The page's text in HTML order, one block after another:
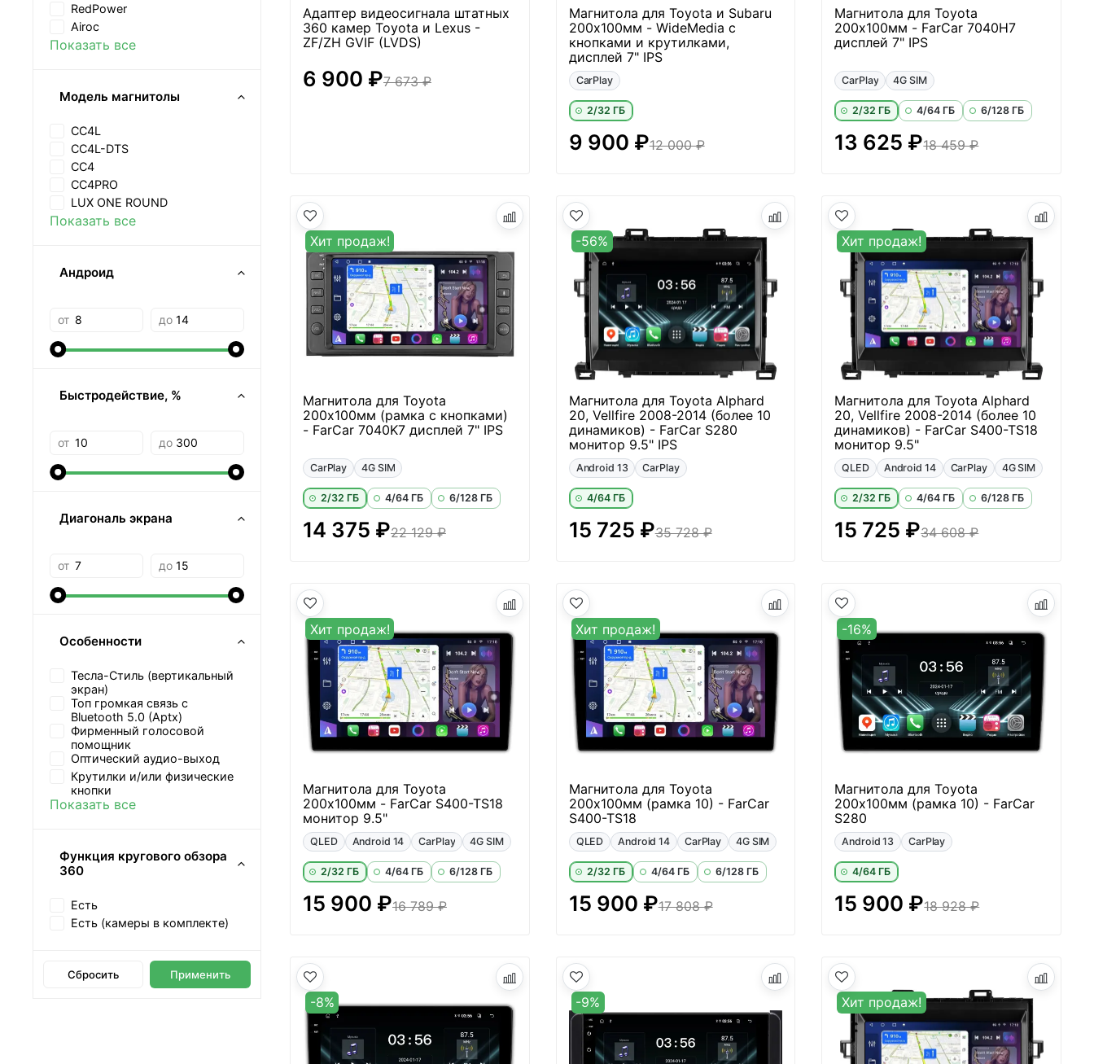
Адаптер видеосигнала штатных
360 камер Toyota и Lexus -
ZF/ZH GVIF (LVDS)
7 673 ₽
6 900 ₽
Магнитола для Toyota и Subaru
200х100мм - WideMedia с
кнопками и крутилками,
дисплей 7" IPS
CarPlay
2/32 ГБ
12 000 ₽
9 900 ₽
Магнитола для Toyota
200х100мм - FarCar 7040H7
дисплей 7" IPS
CarPlay 4G SIM
2/32 ГБ 4/64 ГБ 6/128 ГБ
13 625 ₽18 459 ₽
Хит продаж!
Магнитола для Toyota
200х100мм (рамка с кнопками)
- FarCar 7040K7 дисплей 7" IPS
CarPlay 4G SIM
2/32 ГБ 4/64 ГБ 6/128 ГБ
14 375 ₽22 129 ₽
-56%
Магнитола для Toyota Alphard
20, Vellfire 2008-2014 (более 10
динамиков) - FarCar S280
монитор 9.5" IPS
Android 13 CarPlay
4/64 ГБ
35 728 ₽
15 725 ₽
Хит продаж!
Магнитола для Toyota Alphard
20, Vellfire 2008-2014 (более 10
динамиков) - FarCar S400-TS18
монитор 9.5"
QLED Android 14 CarPlay 4G SIM
2/32 ГБ 4/64 ГБ 6/128 ГБ
15 725 ₽34 608 ₽
Хит продаж!
Магнитола для Toyota
200х100мм - FarCar S400-TS18
монитор 9.5"
QLED Android 14 CarPlay 4G SIM
2/32 ГБ 4/64 ГБ 6/128 ГБ
15 900 ₽16 789 ₽
Хит продаж!
Магнитола для Toyota
200х100мм (рамка 10) - FarCar
S400-TS18
QLED Android 14 CarPlay 4G SIM
2/32 ГБ 4/64 ГБ 6/128 ГБ
15 900 ₽17 808 ₽
-16%
Магнитола для Toyota
200х100мм (рамка 10) - FarCar
S280
Android 13 CarPlay
4/64 ГБ
18 928 ₽
15 900 ₽
-8% -9% Хит продаж!
RedPower
Airoc
Показать все
Модель магнитолы
CC4L
CC4L-DTS
CC4
CC4PRO
LUX ONE ROUND
Показать все
Андроид
от до
Быстродействие, %
от до
Диагональ экрана
от до
Особенности
Тесла-Стиль (вертикальный
экран)
Топ громкая связь с
Bluetooth 5.0 (Aptx)
Фирменный голосовой
помощник
Оптический аудио-выход
Крутилки и/или физические
кнопки
Показать все
Функция кругового обзора
360
Есть
Есть (камеры в комплекте)
Сбросить Применить